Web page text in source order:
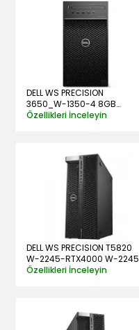
DELL WS PRECISION
3650_W-1350-4 8GB
256SSD 2GB P620 W10PRO
Özellikleri İnceleyin
DELL WS PRECISION T5820
W-2245-RTX4000 W-2245
32GB 256SSD RTX4000 8G
Özellikleri İnceleyin